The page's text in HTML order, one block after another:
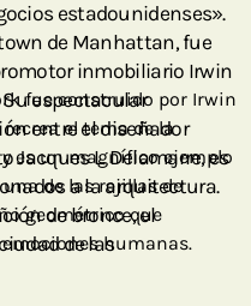
estadounidenses».
de Manhattan, fue
inmobiliario Irwin
Su espectacular
entre el diseñador
Jacques L. Delamarre, es
a la arquitectura.
de bronce, el
de las
fue construido por Irwin
el tema de la
es un magnífico ejemplo
de las rejillas de
geométrico que
humanas.